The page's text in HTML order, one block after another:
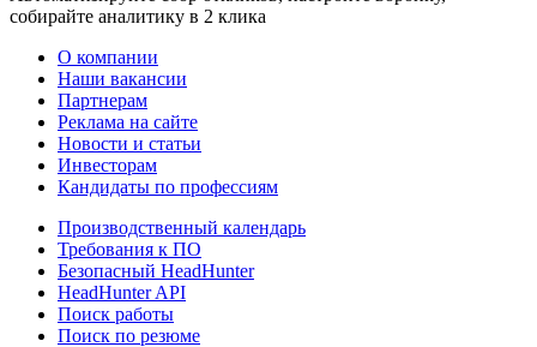
собирайте аналитику в 2 клика
О компании
Наши вакансии
Партнерам
Реклама на сайте
Новости и статьи
Инвесторам
Кандидаты по профессиям
Производственный календарь
Требования к ПО
Безопасный HeadHunter
HeadHunter API
Поиск работы
Поиск по резюме